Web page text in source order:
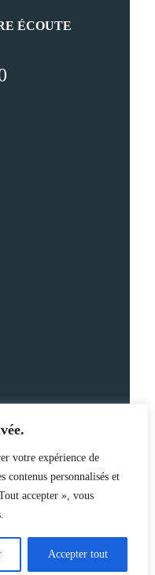
votre expérience de
contenus personnalisés et
accepter », vous
Accepter tout
ÉCOUTE
réservés